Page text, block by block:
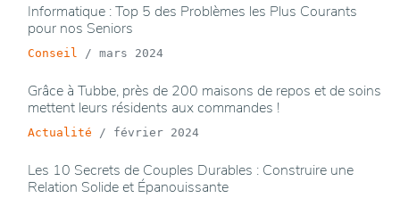
Informatique : Top 5 des Problèmes les Plus Courants
pour nos Seniors
Conseil / mars 2024
Grâce à Tubbe, près de 200 maisons de repos et de soins
mettent leurs résidents aux commandes !
Actualité / février 2024
Les 10 Secrets de Couples Durables : Construire une
Relation Solide et Épanouissante